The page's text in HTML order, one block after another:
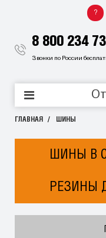
8 800 234
Звонки по России
ГЛАВНАЯ ШИНЫ
ШИНЫ В
РЕЗИНЫ